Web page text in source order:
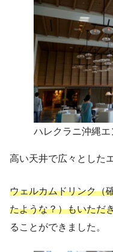
ハレクラニ沖縄
高い天井で広々とした
ウェルカムドリンク（
たような？）もいただ
ることができました。